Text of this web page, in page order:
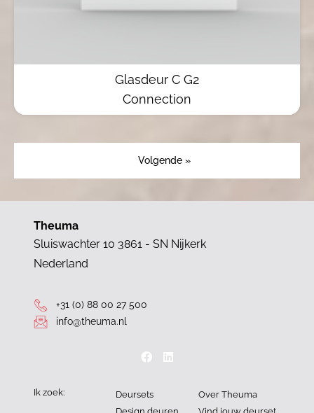
Glasdeur C G2
Connection
Volgende »
Theuma
Sluiswachter 10 3861 - SN Nijkerk
Nederland
+31 (0) 88 00 27 500
info@theuma.nl
Ik zoek:
Deursets
Over Theuma